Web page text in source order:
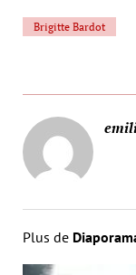
Brigitte Bardot
Plus de